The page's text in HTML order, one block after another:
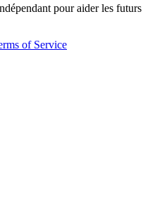
pour aider les futurs
of Service